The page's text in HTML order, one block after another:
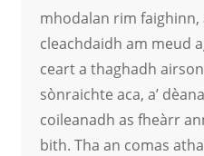
mhodalan rim faighinn,
cleachdaidh am meud
ceart a thaghadh
sònraichte aca, a’
coileanadh as fheàrr
bith. Tha an comas